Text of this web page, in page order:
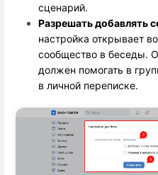
сценарий.
Разрешать добавлять
настройка открывает
сообщество в беседы.
должен помогать в
в личной переписке.